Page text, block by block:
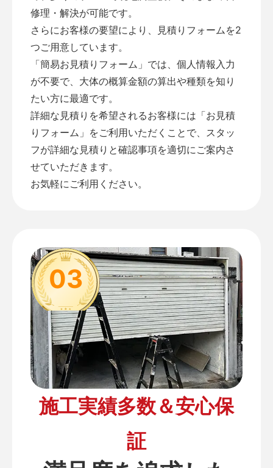
修理・解決が可能です。
さらにお客様の要望により、見積りフォームを2
つご用意しています。
「簡易お見積りフォーム 」では、個人情報入力
が不要で、大体の概算金額の算出や種類を知り
たい方に最適です。
詳細な見積りを希望されるお客様には「お見積
りフォーム 」をご利用いただくことで、スタッ
フが詳細な見積りと確認事項を適切にご案内さ
せていただきます。
お気軽にご利用ください。
03
施工実績多数＆安心保
証